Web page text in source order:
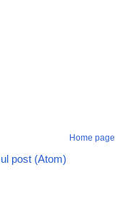
Home page
post (Atom)